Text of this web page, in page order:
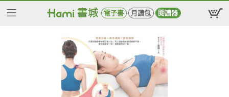
電子書 月讀包 閱讀器